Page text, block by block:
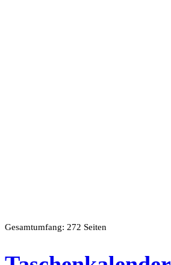
Gesamtumfang: 272 Seiten